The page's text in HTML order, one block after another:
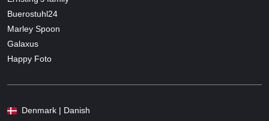
Buerostuhl24
Marley Spoon
Galaxus
Happy Foto
Denmark | Danish